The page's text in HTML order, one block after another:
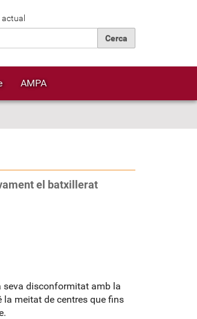
AMPA
el batxillerat
seva disconformitat amb la
meitat de centres que fins